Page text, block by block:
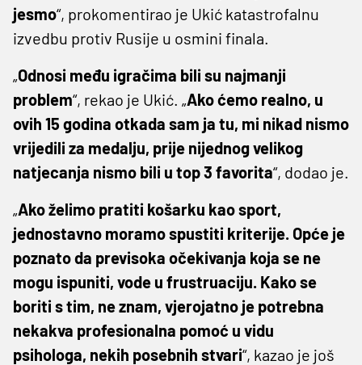
jesmo“, prokomentirao je Ukić katastrofalnu
izvedbu protiv Rusije u osmini finala.
„Odnosi među igračima bili su najmanji
problem“, rekao je Ukić. „Ako ćemo realno, u
ovih 15 godina otkada sam ja tu, mi nikad nismo
vrijedili za medalju, prije nijednog velikog
natjecanja nismo bili u top 3 favorita“, dodao je.
„Ako želimo pratiti košarku kao sport,
jednostavno moramo spustiti kriterije. Opće je
poznato da previsoka očekivanja koja se ne
mogu ispuniti, vode u frustruaciju. Kako se
boriti s tim, ne znam, vjerojatno je potrebna
nekakva profesionalna pomoć u vidu
psihologa, nekih posebnih stvari“, kazao je još